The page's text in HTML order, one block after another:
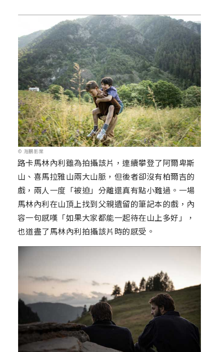
© 海鵬影業
路卡馬林內利雖為拍攝該片，連續攀登了阿爾卑斯
山、喜馬拉雅山兩大山脈，但後者卻沒有柏爾吉的
戲，兩人一度「被迫」分離還真有點小難過。一場
馬林內利在山頂上找到父親遺留的筆記本的戲，內
容一句感嘆「如果大家都能一起待在山上多好」，
也道盡了馬林內利拍攝該片時的感受。